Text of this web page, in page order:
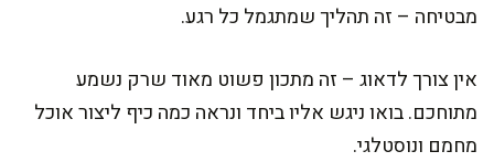
מבטיחה – זה תהליך שמתגמל כל רגע.
אין צורך לדאוג – זה מתכון פשוט מאוד שרק נשמע
מתוחכם. בואו ניגש אליו ביחד ונראה כמה כיף ליצור אוכל
מחמם ונוסטלגי.